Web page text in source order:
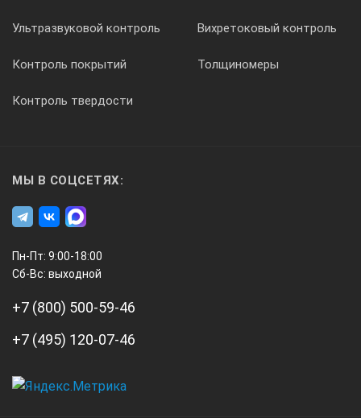
Ультразвуковой контроль Вихретоковый контроль
Контроль покрытий Толщиномеры
Контроль твердости
МЫ В СОЦСЕТЯХ:
Пн-Пт: 9:00-18:00
Сб-Вс: выходной
+7 (800) 500-59-46
+7 (495) 120-07-46